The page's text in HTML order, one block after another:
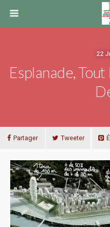
22
Esplanade,
Partager Tweeter